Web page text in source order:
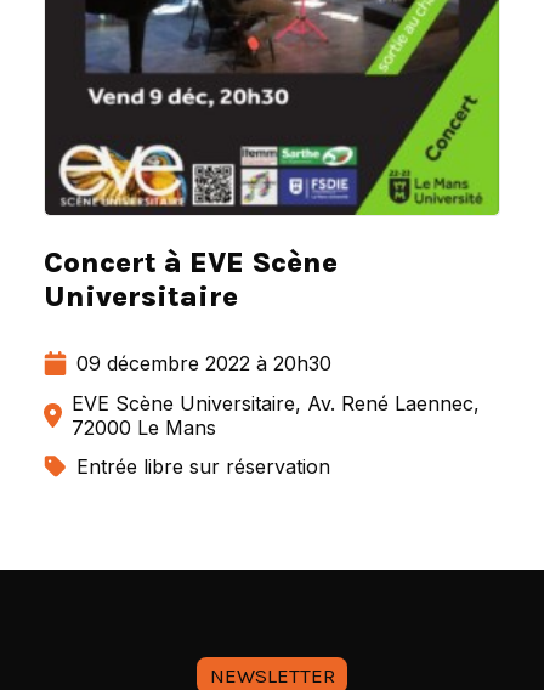
Concert à EVE Scène
Universitaire
09 décembre 2022 à 20h30
EVE Scène Universitaire, Av. René Laennec,
72000 Le Mans
Entrée libre sur réservation
NEWSLETTER